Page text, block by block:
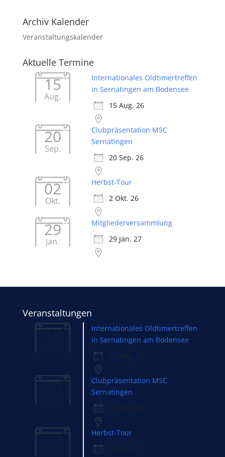
Archiv Kalender
Veranstaltungskalender
Aktuelle Termine
15
Aug.
Internationales Oldtimertreffen
in Sernatingen am Bodensee
15 Aug. 26
20
Sep.
Clubpräsentation MSC
Sernatingen
20 Sep. 26
02
Okt.
Herbst-Tour
2 Okt. 26
29
Jan.
Mitgliederversammlung
29 Jan. 27
Veranstaltungen
15
Internationales Oldtimertreffen
in Sernatingen am Bodensee
15 Aug. 26
20
Clubpräsentation MSC
Sernatingen
20 Sep. 26
02
Herbst-Tour
2 Okt. 26